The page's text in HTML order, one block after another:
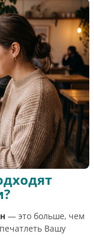
— это больше, чем
Вашу